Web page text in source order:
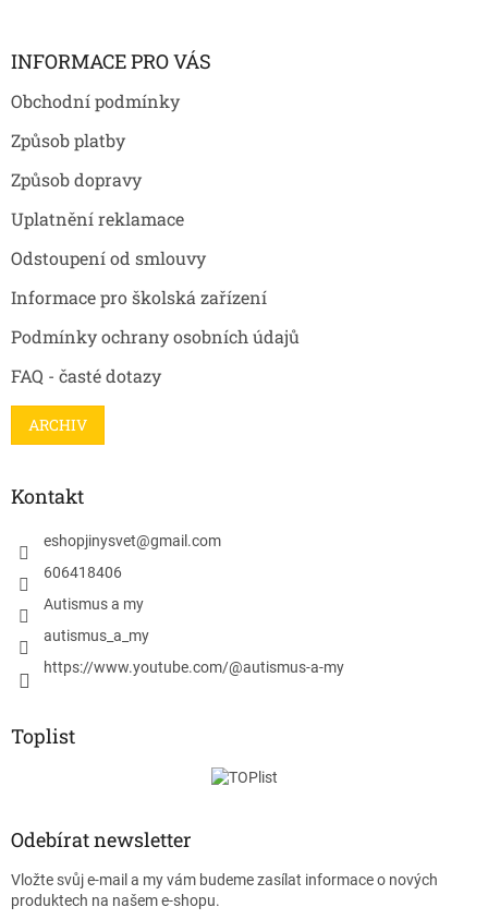
INFORMACE PRO VÁS
Obchodní podmínky
Způsob platby
Způsob dopravy
Uplatnění reklamace
Odstoupení od smlouvy
Informace pro školská zařízení
Podmínky ochrany osobních údajů
FAQ - časté dotazy
ARCHIV
Kontakt
eshopjinysvet@gmail.com
606418406
Autismus a my
autismus_a_my
https://www.youtube.com/@autismus-a-my
Toplist
Odebírat newsletter
Vložte svůj e-mail a my vám budeme zasílat informace o nových
produktech na našem e-shopu.